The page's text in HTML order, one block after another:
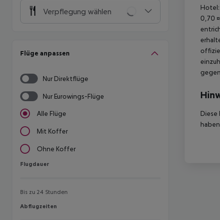
Verpflegung wählen
Flüge anpassen
Nur Direktflüge
Nur Eurowings-Flüge
Alle Flüge
Mit Koffer
Ohne Koffer
Flugdauer
Flugdauer
Bis zu 24 Stunden
Abflugzeiten
Abflugzeiten
Hotel:
0,70
Diese